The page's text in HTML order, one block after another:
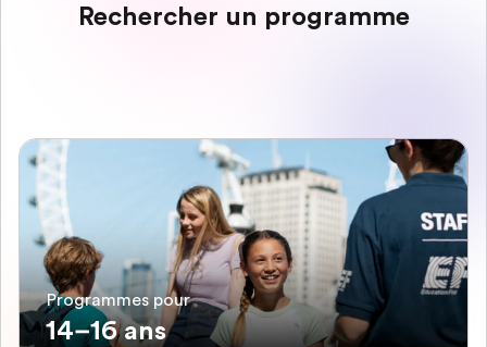
Rechercher un programme
Programmes pour
14–16 ans